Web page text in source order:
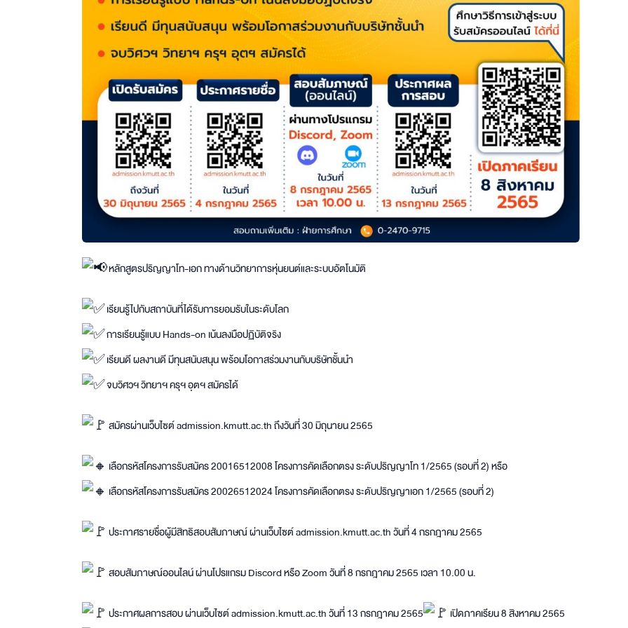
หลักสูตรปริญญาโท-เอก ทางด้านวิทยาการหุ่นยนต์และระบบอัตโนมัติ
เรียนรู้ไปกับสถาบันที่ได้รับการยอมรับในระดับโลก
การเรียนรู้แบบ Hands-on เน้นลงมือปฏิบัติจริง
เรียนดี ผลงานดี มีทุนสนับสนุน พร้อมโอกาสร่วมงานกับบริษัทชั้นนำ
จบวิศวฯ วิทยาฯ ครุฯ อุตฯ สมัครได้
สมัครผ่านเว็บไซต์ admission.kmutt.ac.th ถึงวันที่ 30 มิถุนายน 2565
เลือกรหัสโครงการรับสมัคร 20016512008 โครงการคัดเลือกตรง ระดับปริญญาโท 1/2565 (รอบที่ 2) หรือ
เลือกรหัสโครงการรับสมัคร 20026512024 โครงการคัดเลือกตรง ระดับปริญญาเอก 1/2565 (รอบที่ 2)
ประกาศรายชื่อผู้มีสิทธิสอบสัมภาษณ์ ผ่านเว็บไซต์ admission.kmutt.ac.th วันที่ 4 กรกฎาคม 2565
สอบสัมภาษณ์ออนไลน์ ผ่านโปรแกรม Discord หรือ Zoom วันที่ 8 กรกฎาคม 2565 เวลา 10.00 น.
ประกาศผลการสอบ ผ่านเว็บไซต์ admission.kmutt.ac.th วันที่ 13 กรกฎาคม 2565 เปิดภาคเรียน 8 สิงหาคม 2565